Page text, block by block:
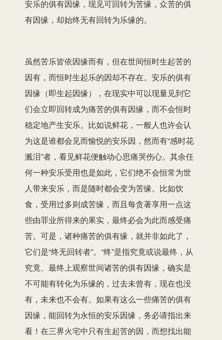
安乐的俱有因缘，现见可回转为苦缘，众苦的俱
有因缘，却始终无有回转为乐缘的。
虽然苦乐皆依因缘而有，但在世间恒时生起苦的
因有，而恒时生起乐的因却不存在。安乐的俱有
因缘（即生起因缘），在现实中可以现量见到它
们会立即回转成为痛苦的俱有因缘，而不会恒时
稳定地产生安乐。比如说鲜花，一般人也许会认
为这是谁都会见而愉悦的安乐因，然而有“感时花
溅泪”者，看见鲜花便触动心思痛哭伤心。其余任
何一种安乐受用也是如此，它们绝不会恒常为世
人带来安乐，而是随时都会变为苦缘。比如饮
食，受用过多则成苦缘，而且每贪著享用一点这
些由罪业所得来的果实，最终必会为此而感受痛
苦。可是，诸种痛苦的俱有缘，就并非如此了，
它们是“终无回转者”。“终”是指究竟或说最终，从
究竟、最终上观察世间诸苦的俱有因缘，确实是
不可能有转化为乐缘的，过去未曾有，现在也没
有，未来也不会有。如果有这么一些痛苦的俱有
因缘，能回转为永恒的安乐因缘，务必请指出来
看！在三界火宅中只有生起苦的因，而想找出能